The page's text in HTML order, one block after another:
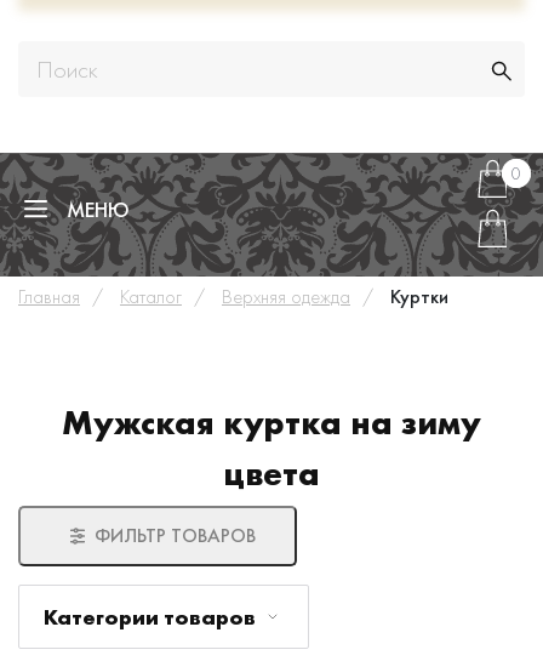
МЕНЮ
0
0
Главная Каталог Верхняя одежда Куртки
Мужская куртка на зиму
цвета
ФИЛЬТР ТОВАРОВ
Категории товаров